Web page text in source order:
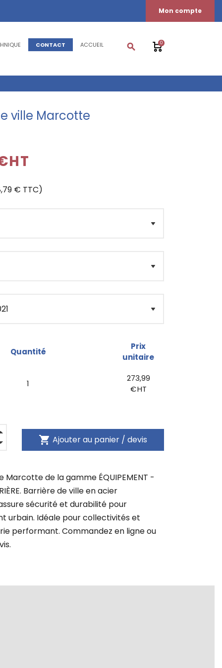
Mon compte
CONTACT ACCUEIL search 0
ville Marcotte
€ TTC)
Quantité
Prix
unitaire
1
273,99
€ HT
shopping_cart Ajouter au panier / devis
Marcotte de la gamme ÉQUIPEMENT -
Barrière de ville en acier
sécurité et durabilité pour
urbain. Idéale pour collectivités et
performant. Commandez en ligne ou